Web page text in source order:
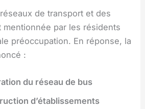
de transport et des
mentionnée par les résidents
préoccupation. En réponse, la
:
du réseau de bus
d’établissements